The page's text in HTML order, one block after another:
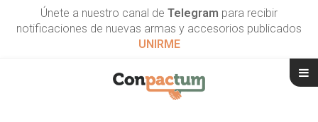
Únete a nuestro canal de Telegram para recibir
notificaciones de nuevas armas y accesorios publicados
UNIRME